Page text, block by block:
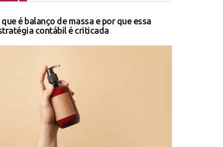
que é balanço de massa e por que essa
contábil é criticada